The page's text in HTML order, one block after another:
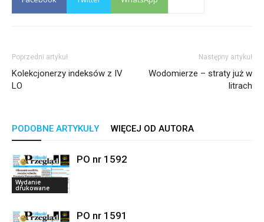
Poprzedni artykuł
Kolekcjonerzy indeksów z IV
LO
Następny artykuł
Wodomierze – straty już w
litrach
PODOBNE ARTYKUŁY WIĘCEJ OD AUTORA
Wydanie
drukowane
PO nr 1592
PO nr 1591